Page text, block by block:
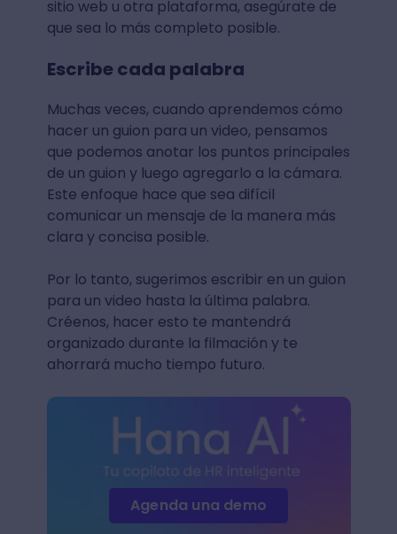
sitio web u otra plataforma, asegúrate de
que sea lo más completo posible.
Escribe cada palabra
Muchas veces, cuando aprendemos cómo
hacer un guion para un video, pensamos
que podemos anotar los puntos principales
de un guion y luego agregarlo a la cámara.
Este enfoque hace que sea difícil
comunicar un mensaje de la manera más
clara y concisa posible.
Por lo tanto, sugerimos escribir en un guion
para un video hasta la última palabra.
Créenos, hacer esto te mantendrá
organizado durante la filmación y te
ahorrará mucho tiempo futuro.
Agenda una demo